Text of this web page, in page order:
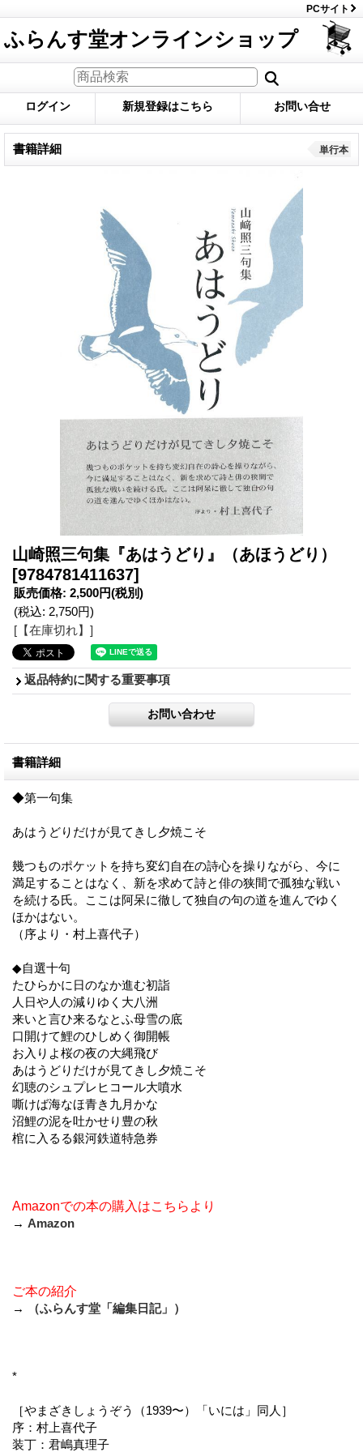
PCサイト
ふらんす堂オンラインショップ
ログイン 新規登録はこちら お問い合せ
書籍詳細 単行本
山崎照三句集『あはうどり』（あほうどり）
[9784781411637]
販売価格: 2,500円(税別)
(税込: 2,750円)
[【在庫切れ】]
返品特約に関する重要事項
書籍詳細
◆第一句集
あはうどりだけが見てきし夕焼こそ
幾つものポケットを持ち変幻自在の詩心を操りながら、今に
満足することはなく、新を求めて詩と俳の狭間で孤独な戦い
を続ける氏。ここは阿呆に徹して独自の句の道を進んでゆく
ほかはない。
（序より・村上喜代子）
◆自選十句
たひらかに日のなか進む初詣
人日や人の減りゆく大八洲
来いと言ひ来るなとふ母雪の底
口開けて鯉のひしめく御開帳
お入りよ桜の夜の大縄飛び
あはうどりだけが見てきし夕焼こそ
幻聴のシュプレヒコール大噴水
嘶けば海なほ青き九月かな
沼鯉の泥を吐かせり豊の秋
棺に入るる銀河鉄道特急券
Amazonでの本の購入はこちらより
→ Amazon
ご本の紹介
→
（ふらんす堂「編集日記」）
*
［やまざきしょうぞう（1939〜）「いには」同人］
序：村上喜代子
装丁：君嶋真理子